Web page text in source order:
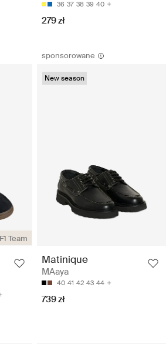
36 37 38 39 40
279 zł
Team
sponsorowane
New season
Matinique
MAaya
40 41 42 43 44
739 zł